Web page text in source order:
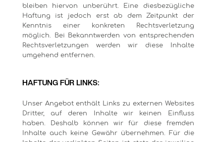
bleiben hiervon unberührt. Eine diesbezügliche
Haftung ist jedoch erst ab dem Zeitpunkt der
Kenntnis einer konkreten Rechtsverletzung
möglich. Bei Bekanntwerden von entsprechenden
Rechtsverletzungen werden wir diese Inhalte
umgehend entfernen.
HAFTUNG FÜR LINKS:
Unser Angebot enthält Links zu externen Websites
Dritter, auf deren Inhalte wir keinen Einfluss
haben. Deshalb können wir für diese fremden
Inhalte auch keine Gewähr übernehmen. Für die